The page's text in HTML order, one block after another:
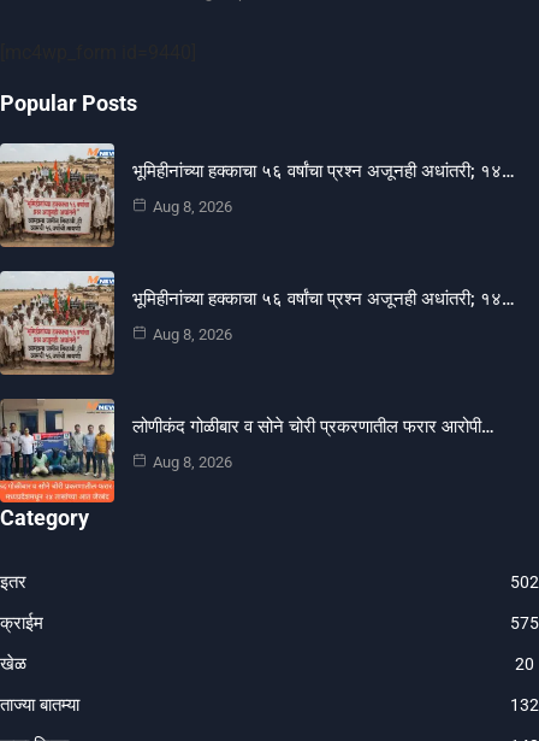
Popular Posts
भूमिहीनांच्या हक्काचा ५६ वर्षांचा प्रश्न अजूनही अधांतरी; १४…
Aug 8, 2026
भूमिहीनांच्या हक्काचा ५६ वर्षांचा प्रश्न अजूनही अधांतरी; १४…
Aug 8, 2026
लोणीकंद गोळीबार व सोने चोरी प्रकरणातील फरार आरोपी…
Aug 8, 2026
Category
इतर 502
क्राईम 575
खेळ 20
ताज्या बातम्या 132